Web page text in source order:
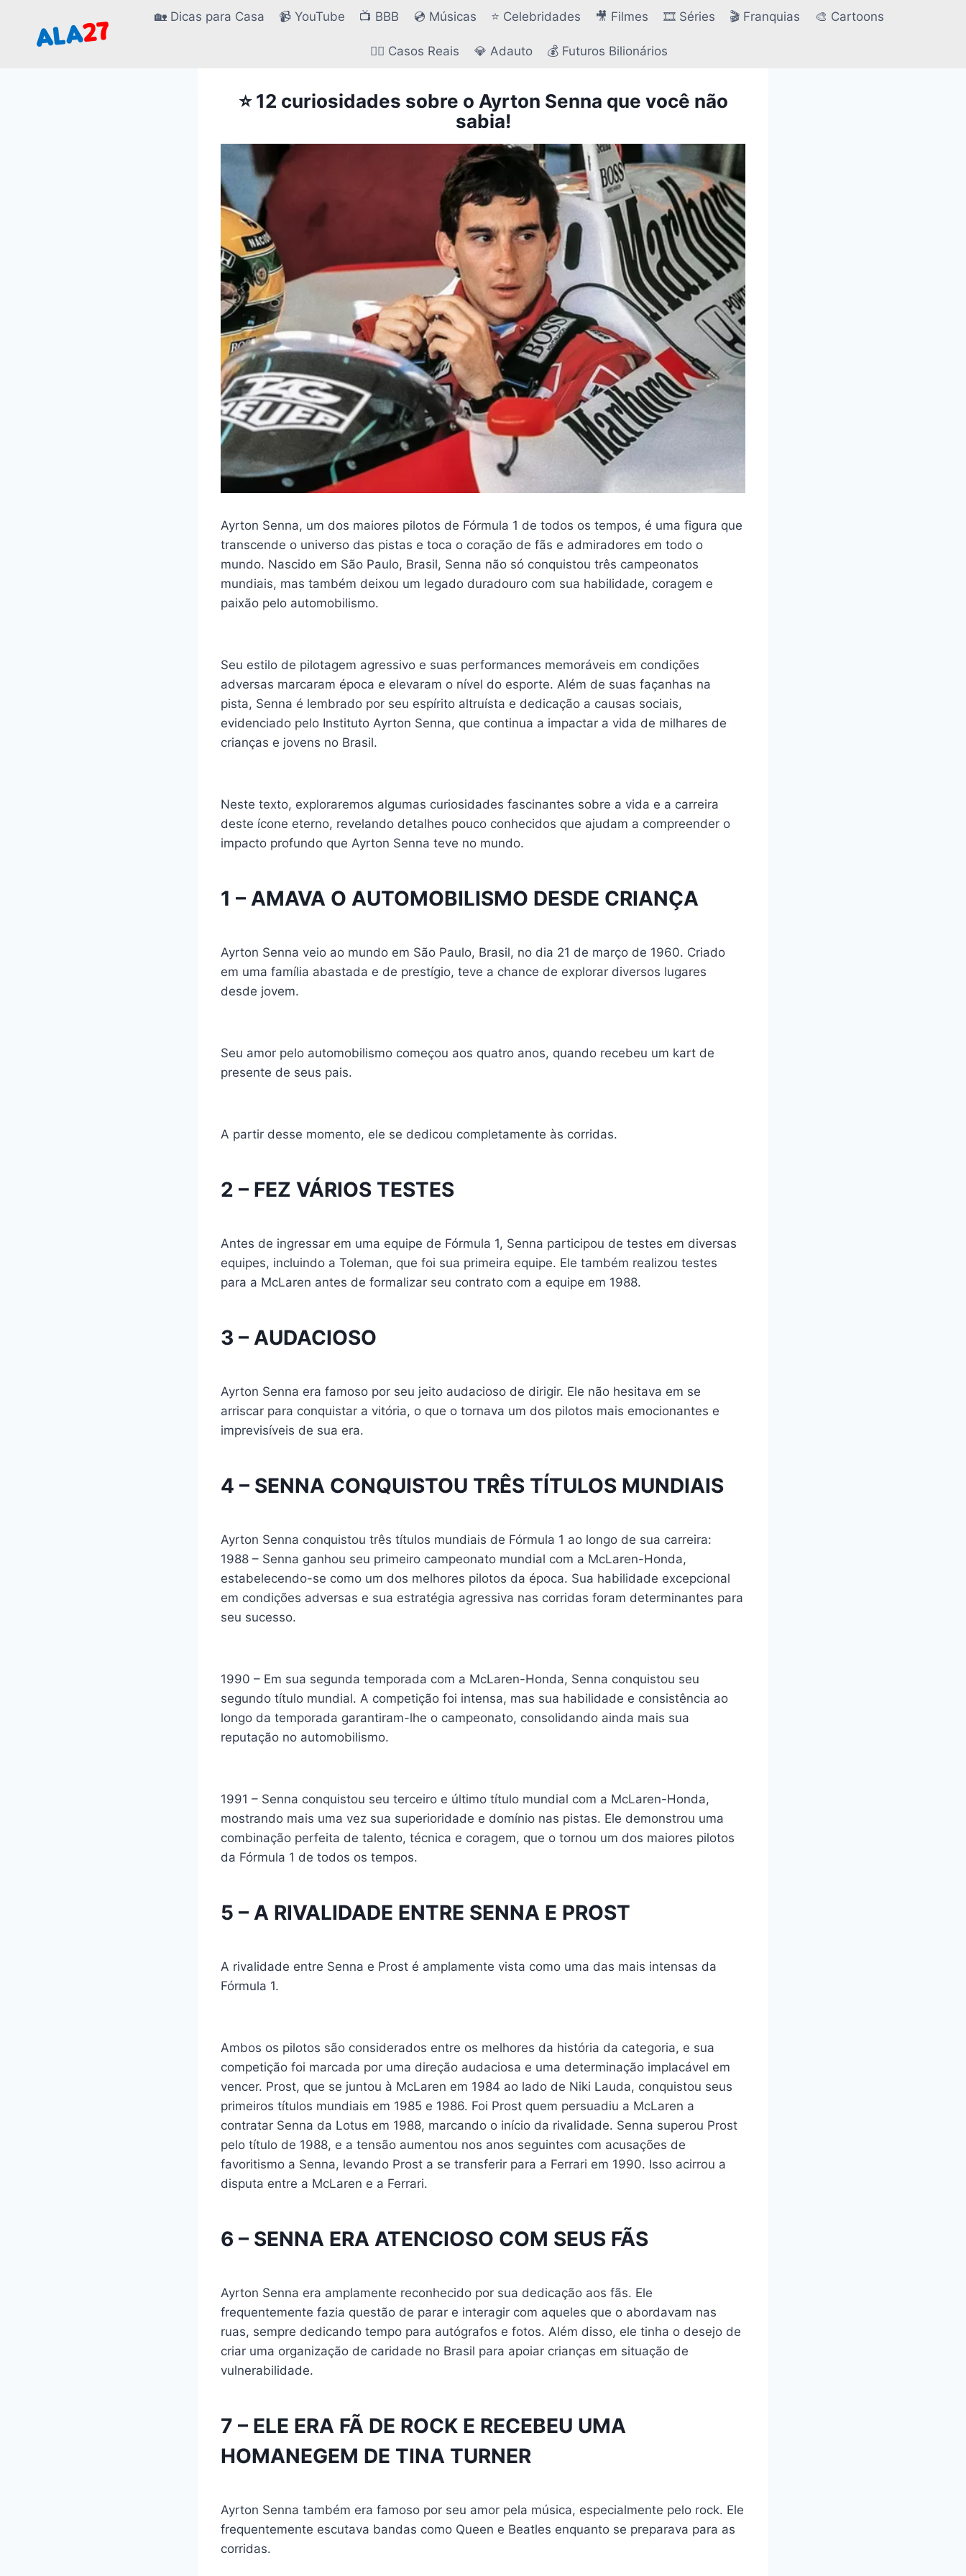
🏡 Dicas para Casa 📹 YouTube 📺 BBB 💿 Músicas ⭐ Celebridades 🎥 Filmes 🎞️ Séries 🎬 Franquias 🎨 Cartoons
🕵️‍♂️ Casos Reais 💎 Adauto 💰 Futuros Bilionários
⭐ 12 curiosidades sobre o Ayrton Senna que você não
sabia!
Ayrton Senna, um dos maiores pilotos de Fórmula 1 de todos os tempos, é uma figura que
transcende o universo das pistas e toca o coração de fãs e admiradores em todo o
mundo. Nascido em São Paulo, Brasil, Senna não só conquistou três campeonatos
mundiais, mas também deixou um legado duradouro com sua habilidade, coragem e
paixão pelo automobilismo.
Seu estilo de pilotagem agressivo e suas performances memoráveis em condições
adversas marcaram época e elevaram o nível do esporte. Além de suas façanhas na
pista, Senna é lembrado por seu espírito altruísta e dedicação a causas sociais,
evidenciado pelo Instituto Ayrton Senna, que continua a impactar a vida de milhares de
crianças e jovens no Brasil.
Neste texto, exploraremos algumas curiosidades fascinantes sobre a vida e a carreira
deste ícone eterno, revelando detalhes pouco conhecidos que ajudam a compreender o
impacto profundo que Ayrton Senna teve no mundo.
1 – AMAVA O AUTOMOBILISMO DESDE CRIANÇA
Ayrton Senna veio ao mundo em São Paulo, Brasil, no dia 21 de março de 1960. Criado
em uma família abastada e de prestígio, teve a chance de explorar diversos lugares
desde jovem.
Seu amor pelo automobilismo começou aos quatro anos, quando recebeu um kart de
presente de seus pais.
A partir desse momento, ele se dedicou completamente às corridas.
2 – FEZ VÁRIOS TESTES
Antes de ingressar em uma equipe de Fórmula 1, Senna participou de testes em diversas
equipes, incluindo a Toleman, que foi sua primeira equipe. Ele também realizou testes
para a McLaren antes de formalizar seu contrato com a equipe em 1988.
3 – AUDACIOSO
Ayrton Senna era famoso por seu jeito audacioso de dirigir. Ele não hesitava em se
arriscar para conquistar a vitória, o que o tornava um dos pilotos mais emocionantes e
imprevisíveis de sua era.
4 – SENNA CONQUISTOU TRÊS TÍTULOS MUNDIAIS
Ayrton Senna conquistou três títulos mundiais de Fórmula 1 ao longo de sua carreira:
1988 – Senna ganhou seu primeiro campeonato mundial com a McLaren-Honda,
estabelecendo-se como um dos melhores pilotos da época. Sua habilidade excepcional
em condições adversas e sua estratégia agressiva nas corridas foram determinantes para
seu sucesso.
1990 – Em sua segunda temporada com a McLaren-Honda, Senna conquistou seu
segundo título mundial. A competição foi intensa, mas sua habilidade e consistência ao
longo da temporada garantiram-lhe o campeonato, consolidando ainda mais sua
reputação no automobilismo.
1991 – Senna conquistou seu terceiro e último título mundial com a McLaren-Honda,
mostrando mais uma vez sua superioridade e domínio nas pistas. Ele demonstrou uma
combinação perfeita de talento, técnica e coragem, que o tornou um dos maiores pilotos
da Fórmula 1 de todos os tempos.
5 – A RIVALIDADE ENTRE SENNA E PROST
A rivalidade entre Senna e Prost é amplamente vista como uma das mais intensas da
Fórmula 1.
Ambos os pilotos são considerados entre os melhores da história da categoria, e sua
competição foi marcada por uma direção audaciosa e uma determinação implacável em
vencer. Prost, que se juntou à McLaren em 1984 ao lado de Niki Lauda, conquistou seus
primeiros títulos mundiais em 1985 e 1986. Foi Prost quem persuadiu a McLaren a
contratar Senna da Lotus em 1988, marcando o início da rivalidade. Senna superou Prost
pelo título de 1988, e a tensão aumentou nos anos seguintes com acusações de
favoritismo a Senna, levando Prost a se transferir para a Ferrari em 1990. Isso acirrou a
disputa entre a McLaren e a Ferrari.
6 – SENNA ERA ATENCIOSO COM SEUS FÃS
Ayrton Senna era amplamente reconhecido por sua dedicação aos fãs. Ele
frequentemente fazia questão de parar e interagir com aqueles que o abordavam nas
ruas, sempre dedicando tempo para autógrafos e fotos. Além disso, ele tinha o desejo de
criar uma organização de caridade no Brasil para apoiar crianças em situação de
vulnerabilidade.
7 – ELE ERA FÃ DE ROCK E RECEBEU UMA
HOMANEGEM DE TINA TURNER
Ayrton Senna também era famoso por seu amor pela música, especialmente pelo rock. Ele
frequentemente escutava bandas como Queen e Beatles enquanto se preparava para as
corridas.